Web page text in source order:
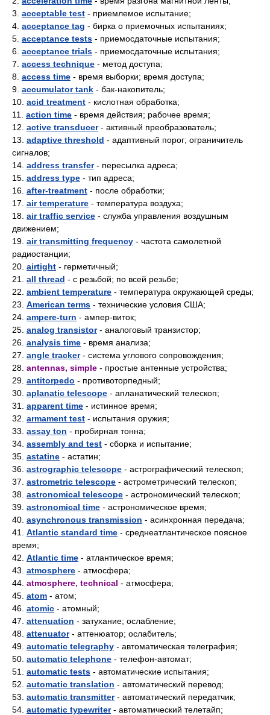
3. acceptable test - приемлемое испытание;
4. acceptance tag - бирка о приемочных испытаниях;
5. acceptance tests - приемосдаточные испытания;
6. acceptance trials - приемосдаточные испытания;
7. access technique - метод доступа;
8. access time - время выборки; время доступа;
9. accumulator tank - бак-накопитель;
10. acid treatment - кислотная обработка;
11. action time - время действия; рабочее время;
12. active transducer- активный преобразователь;
13. adaptive threshold - адаптивный порог; ограничитель
сигналов;
14. address transfer- пересылка адреса;
15. address type - тип адреса;
16. after-treatment - после обработки;
17. air temperature - температура воздуха;
18. air traffic service - служба управления воздушным
движением;
19. air transmitting frequency - частота самолетной
радиостанции;
20. airtight - герметичный;
21. all thread - с резьбой; по всей резьбе;
22. ambient temperature - температура окружающей среды;
23. American terms - технические условия США;
24. ampere-turn - ампер-виток;
25. analog transistor- аналоговый транзистор;
26. analysis time - время анализа;
27. angle tracker- система углового сопровождения;
28. antennas, simple - простые антенные устройства;
29. antitorpedo - противоторпедный;
30. aplanatic telescope - апланатический телескоп;
31. apparent time - истинное время;
32. armament test - испытания оружия;
33. assay ton - пробирная тонна;
34. assembly and test - сборка и испытание;
35. astatine - астатин;
36. astrographic telescope - астрографический телескоп;
37. astrometric telescope - астрометрический телескоп;
38. astronomical telescope - астрономический телескоп;
39. astronomical time - астрономическое время;
40. asynchronous transmission - асинхронная передача;
41. Atlantic standard time - среднеатлантическое поясное
время;
42. Atlantic time - атлантическое время;
43. atmosphere - атмосфера;
44. atmosphere, technical - атмосфера;
45. atom - атом;
46. atomic - атомный;
47. attenuation - затухание; ослабление;
48. attenuator- аттенюатор; ослабитель;
49. automatic telegraphy - автоматическая телеграфия;
50. automatic telephone - телефон-автомат;
51. automatic tests - автоматические испытания;
52. automatic translation - автоматический перевод;
53. automatic transmitter- автоматический передатчик;
54. automatic typewriter- автоматический телетайп;